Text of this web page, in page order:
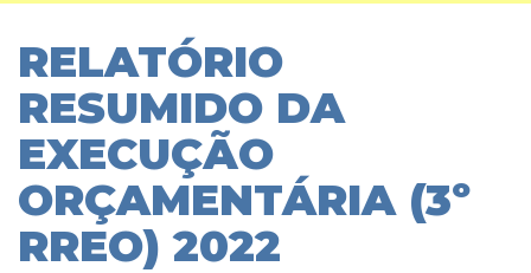
RELATÓRIO
RESUMIDO DA
EXECUÇÃO
ORÇAMENTÁRIA (3º
RREO) 2022